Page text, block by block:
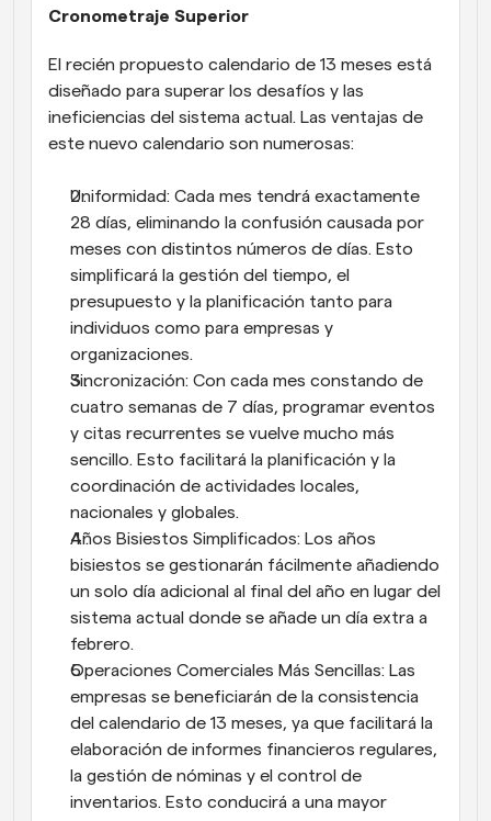
Cronometraje Superior
El recién propuesto calendario de 13 meses está
diseñado para superar los desafíos y las
ineficiencias del sistema actual. Las ventajas de
este nuevo calendario son numerosas:
Uniformidad: Cada mes tendrá exactamente
28 días, eliminando la confusión causada por
meses con distintos números de días. Esto
simplificará la gestión del tiempo, el
presupuesto y la planificación tanto para
individuos como para empresas y
organizaciones.
Sincronización: Con cada mes constando de
cuatro semanas de 7 días, programar eventos
y citas recurrentes se vuelve mucho más
sencillo. Esto facilitará la planificación y la
coordinación de actividades locales,
nacionales y globales.
Años Bisiestos Simplificados: Los años
bisiestos se gestionarán fácilmente añadiendo
un solo día adicional al final del año en lugar del
sistema actual donde se añade un día extra a
febrero.
Operaciones Comerciales Más Sencillas: Las
empresas se beneficiarán de la consistencia
del calendario de 13 meses, ya que facilitará la
elaboración de informes financieros regulares,
la gestión de nóminas y el control de
inventarios. Esto conducirá a una mayor